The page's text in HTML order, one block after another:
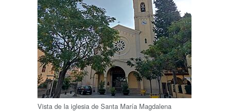
Vista de la iglesia de Santa María Magdalena